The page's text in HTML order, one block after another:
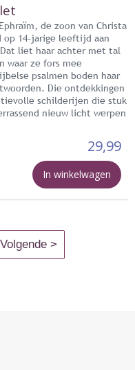
de zoon van Christa
op 14-jarige leeftijd aan
liet haar achter met tal
waar ze fors mee
psalmen boden haar
Die ontdekkingen
schilderijen die stuk
nieuw licht werpen
29,99
In winkelwagen